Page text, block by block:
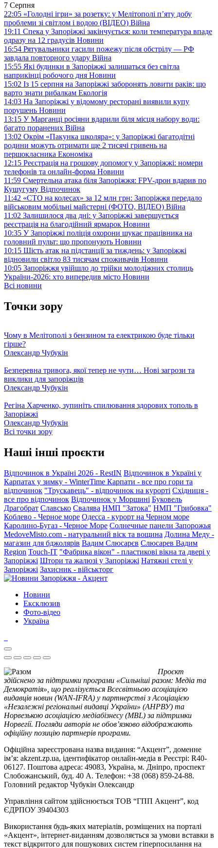
7 Серпня
22:05 «Голодні ігри» за розетку: у Мелітополі п’яту добу
проблеми зі світлом і водою (ВІДЕО) Війна
19:11 Спека у Запоріжжі закінчується: коли температура впаде
одразу на 12 градусів Новини
16:54 Рятувальники гасили пожежу після обстрілу — РФ
завдала повторного удару Війна
15:55 Які будинки в Запоріжжі залишаться без світла
наприкінці робочого дня Новини
15:02 Із 15 серпня на Запоріжжі заборонять ловити раків: що
варто знати рибалкам Екологія
14:03 На Запоріжжі у відомому ресторані виявили купу
порушень Новини
13:15 У Марганці росіяни вдарили біля місця набору води:
багато поранених Війна
13:02 Окрім «Пакунка школяра»: у Запоріжжі багатодітні
родини можуть отримати ще 2 тисячі гривень на
першокласника Економіка
12:15 Реєстрація на грошову допомогу у Запоріжжі: номери
телефонів та онлайн-форма Новини
11:59 Смертельна атака біля Запоріжжя: FPV-дрон вдарив по
Кушугуму Відпочинок
11:42 «СТО на колесах» за 12 млн грн: Запоріжжя передало
військовим мобільні майстерні (ФОТО, ВІДЕО) Війна
11:02 Залишилося два дні: у Запоріжжі завершується
реєстрація на благодійний ярмарок Новини
10:35 У Запоріжжі поліція охорони шукає працівника на
головний пульт: що пропонують Новини
10:15 Шість атак на підстанції за тиждень: у Запоріжжі
відновили світло 83 тисячам споживачів Новини
10:05 Запоріжжя увійшло до трійки молодіжних столиць
України-2026: хто випередив місто Новини
Всі новини
Точки зору
Чому в Мелітополі з бензином та електрикою буде тільки
гірше?
Олександр Чубукін
Безперевна тривога, якої тепер не чути… Нові загрози та
виклики для запоріжців
Олександр Чубукін
Регіна Харченко, зупиніть спилювання здорових тополь в
Запоріжжі
Олександр Чубукін
Всі точки зору
Наші інші проєкти
Відпочинок в Україні 2026 - RestIN Відпочинок в Україні у
Карпатах у зимку - WinterTime Карпати - все про гори та
відпочинок "Трускавець" - відпочинок на курорті Східниця -
все про відпочинок Відпочинок у Моршині Буковель
Драгобрат Славсько Свалява НМП "Затока" НМП "Грибовка"
Коблево - Черное море Одесса - курорт на Черном море
Каролино-Бугаз - Черное Море Солнечные панели Запорожья
MedoveMisto.com - натуральний віск та вощина Долина Меду -
магазин для бджолярів Вадим Слюсарєв Слюсарев Вадим
Region Touch-IT "Фабрика вікон" - пластикові вікна та двері у
Запоріжжі Штори та жалюзі у Запоріжжі Натяжні стелі у
Запоріжжі Захисник - військторг
Новини
Ексклюзив
Фото-відео
Україна
Проєкт
здійснено за підтримки програми «Сильніші разом: Медіа та
Демократія», що реалізується Всесвітньою асоціацією
видавців новин (WAN-IFRA) у партнерстві з Асоціацією
«Незалежні регіональні видавці України» (АНРВУ) та
Норвезькою асоціацією медіабізнесу (MBL) за підтримки
Норвегії. Погляди авторів не обов’язково відображають
офіційну позицію партнерів програми.
Офіційна зареєстрована назва видання: “Акцент”, доменне
ім’я: akzent.zp.ua, ідентифікатор онлайн-медіа в Реєстрі: R40-
06127. Поштова адреса: 49083, Україна, м. Дніпро, проспект
Слобожанський, буд. 40 А. Телефон: +38 (068) 859-24-88.
Головний редактор Чубукін Олександр
Управління сайтом здійснюється ТОВ “ГПП Акцент”, код
ЄДРПОУ 39404303
Використання будь-яких матеріалів, розміщених на порталі
«Акцент», інтернет-виданням дозволяється за умови вставки в
текст відкритого для пошукових систем гіперпосилання на